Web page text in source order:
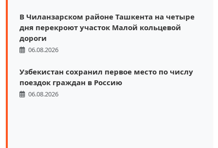
В Чиланзарском районе Ташкента на четыре
дня перекроют участок Малой кольцевой
дороги
06.08.2026
Узбекистан сохранил первое место по числу
поездок граждан в Россию
06.08.2026